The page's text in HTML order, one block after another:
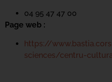
04 95 47 47 00
Page web :
https://
sciences/centru-